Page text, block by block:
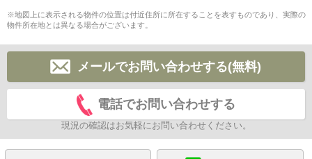
※地図上に表示される物件の位置は付近住所に所在することを表すものであり、実際の
物件所在地とは異なる場合がございます。
メールでお問い合わせする(無料)
電話でお問い合わせする
現況の確認はお気軽にお問い合わせください。